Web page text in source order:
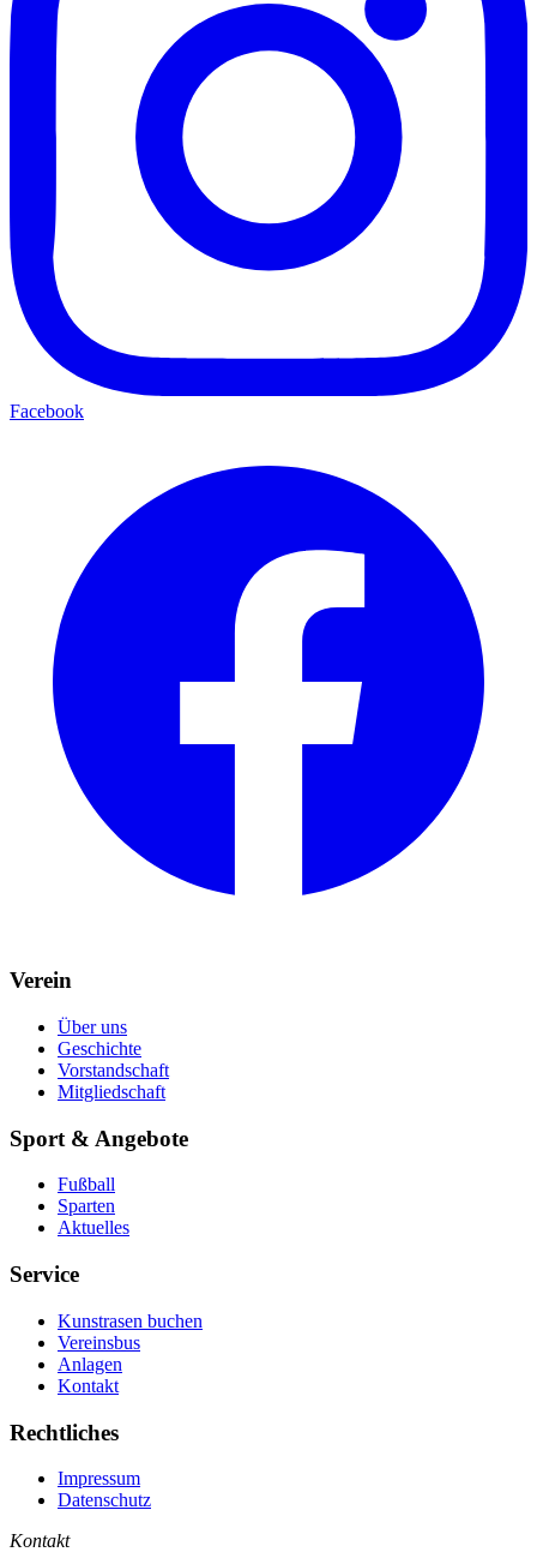
Facebook
Verein
Über uns
Geschichte
Vorstandschaft
Mitgliedschaft
Sport & Angebote
Fußball
Sparten
Aktuelles
Service
Kunstrasen buchen
Vereinsbus
Anlagen
Kontakt
Rechtliches
Impressum
Datenschutz
Kontakt